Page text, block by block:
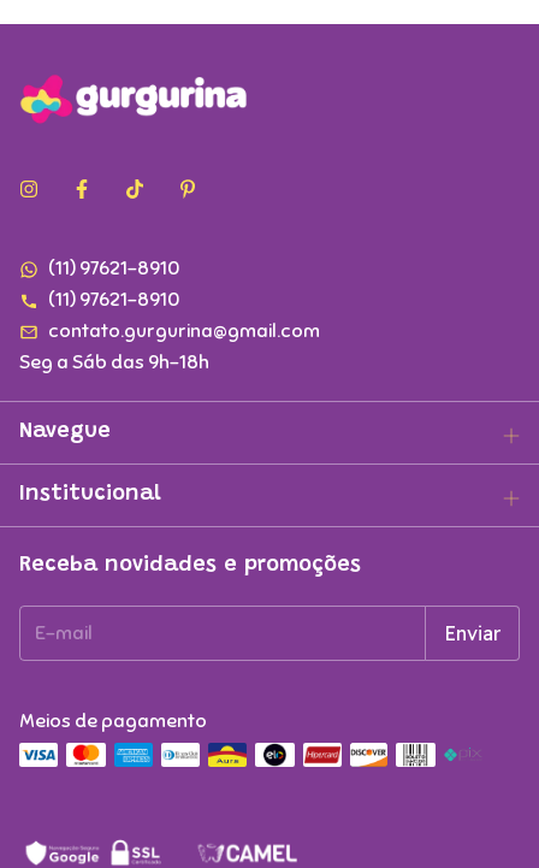
(11) 97621-8910
(11) 97621-8910
contato.gurgurina@gmail.com
Seg a Sáb das 9h-18h
Navegue
Institucional
Receba novidades e promoções
Meios de pagamento